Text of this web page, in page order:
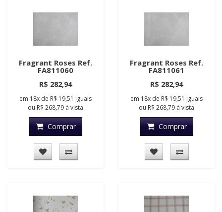
Fragrant Roses Ref.
FA811060
R$ 282,94
em 18x de R$ 19,51 iguais
ou R$ 268,79 à vista
Comprar
Fragrant Roses Ref.
FA811061
R$ 282,94
em 18x de R$ 19,51 iguais
ou R$ 268,79 à vista
Comprar